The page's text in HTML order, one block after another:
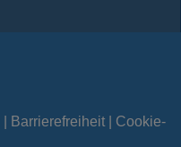
Barrierefreiheit
Cookie-